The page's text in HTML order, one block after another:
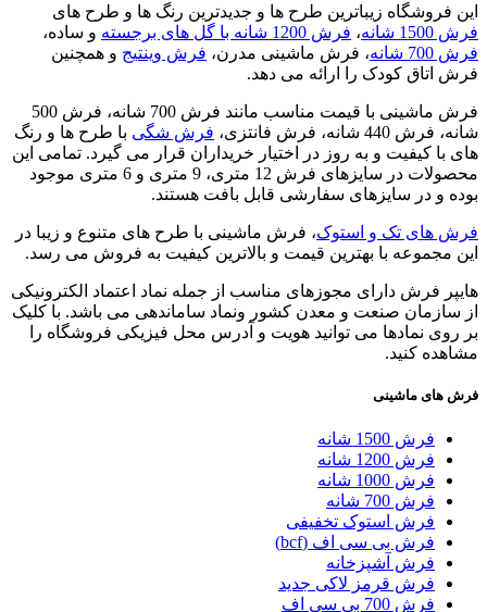
این فروشگاه زیباترین طرح ها و جدیدترین رنگ ها و طرح های
فرش 1500 شانه
، فرش 1200 شانه با گل های برجسته
و ساده،
فرش 700 شانه
، فرش ماشینی مدرن، فرش وینتیج و همچنین
فرش اتاق کودک را ارائه می دهد.
فرش ماشینی با قیمت مناسب مانند فرش 700 شانه، فرش 500
شانه، فرش 440 شانه، فرش فانتزی،
فرش شگی با طرح ها و رنگ
های با کیفیت و به روز در اختیار خریداران قرار می گیرد. تمامی این
محصولات در سایزهای فرش 12 متری، 9 متری و 6 متری موجود
بوده و در سایزهای سفارشی قابل بافت هستند.
فرش های تک و استوک، فرش ماشینی با طرح های متنوع و زیبا در
این مجموعه با بهترین قیمت و بالاترین کیفیت به فروش می رسد.
هایپر فرش دارای مجوزهای مناسب از جمله نماد اعتماد الکترونیکی
از سازمان صنعت و معدن کشور ونماد ساماندهی می باشد. با کلیک
بر روی نمادها می توانید هویت و آدرس محل فیزیکی فروشگاه را
مشاهده کنید.
فرش های ماشینی
فرش 1500 شانه
فرش 1200 شانه
فرش 1000 شانه
فرش 700 شانه
فرش استوک تخفیفی
فرش بی سی اف (bcf)
فرش آشپزخانه
فرش قرمز لاکی جدید
فرش 700 بی سی اف